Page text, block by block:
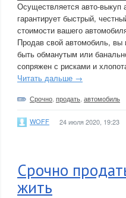
Осуществляется авто-
гарантирует быстрый,
стоимости вашего
Продав свой автомобиль, вы
быть обманутым или
сопряжен с рисками и
Читать дальше →
Срочно продать автомобиль
WOFF 24 июля 2020, 19:23
Срочно
жить